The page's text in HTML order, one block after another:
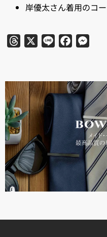
岸優太さん着用のコ
Threads Line Facebook